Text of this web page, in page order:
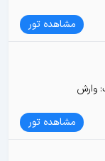
مشاهده تور
وارش
مشاهده تور